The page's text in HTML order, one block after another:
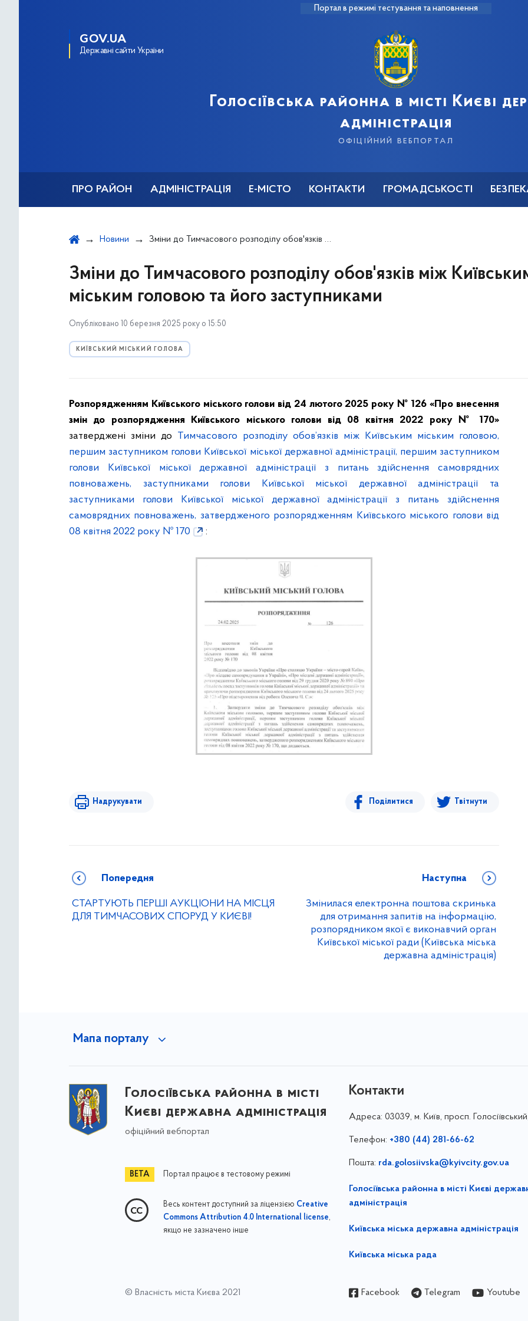
Портал в режимі тестування та наповнення
GOV.UA
Державні сайти України
Голосіївська районна в місті Києві
адміністрація
офіційний вебпортал
ПРО РАЙОН АДМІНІСТРАЦІЯ Е-МІСТО КОНТАКТИ ГРОМАДСЬКОСТІ
Новини Зміни до Тимчасового розподілу обов'язків між Київським міським головою та його заступниками
Зміни до Тимчасового розподілу обов'язків між
міським головою та його заступниками
Опубліковано 10 березня 2025 року о 15:50
КИЇВСЬКИЙ МІСЬКИЙ ГОЛОВА
Розпорядженням Київського міського голови від 24 лютого 2025 року № 126 «Про внесення
змін до розпорядження Київського міського голови від 08 квітня 2022 року № 170»
затверджені зміни до Тимчасового розподілу обов’язків між Київським міським головою,
першим заступником голови Київської міської державної адміністрації, першим заступником
голови Київської міської державної адміністрації з питань здійснення самоврядних
повноважень, заступниками голови Київської міської державної адміністрації та
заступниками голови Київської міської державної адміністрації з питань здійснення
самоврядних повноважень, затвердженого розпорядженням Київського міського голови від
08 квітня 2022 року № 170
:
Надрукувати Поділитися Твітнути
Попередня
СТАРТУЮТЬ ПЕРШІ АУКЦІОНИ НА МІСЦЯ
ДЛЯ ТИМЧАСОВИХ СПОРУД У КИЄВІ!
Наступна
Змінилася електронна поштова скринька
для отримання запитів на інформацію,
розпорядником якої є виконавчий орган
Київської міської ради (Київська міська
державна адміністрація)
Мапа порталу
Голосіївська районна в місті
Києві державна адміністрація
офіційний вебпортал
Портал працює в тестовому режимі
Весь контент доступний за ліцензією Creative
Commons Attribution 4.0 International license,
якщо не зазначено інше
Контакти
Адреса: 03039, м. Київ, просп.
Телефон: +380 (44) 281-66-62
Пошта: rda.golosiivska@kyivcity.gov.ua
Голосіївська районна в місті Києві
адміністрація
Київська міська державна адміністрація
Київська міська рада
© Власність міста Києва 2021 Facebook Telegram Youtube